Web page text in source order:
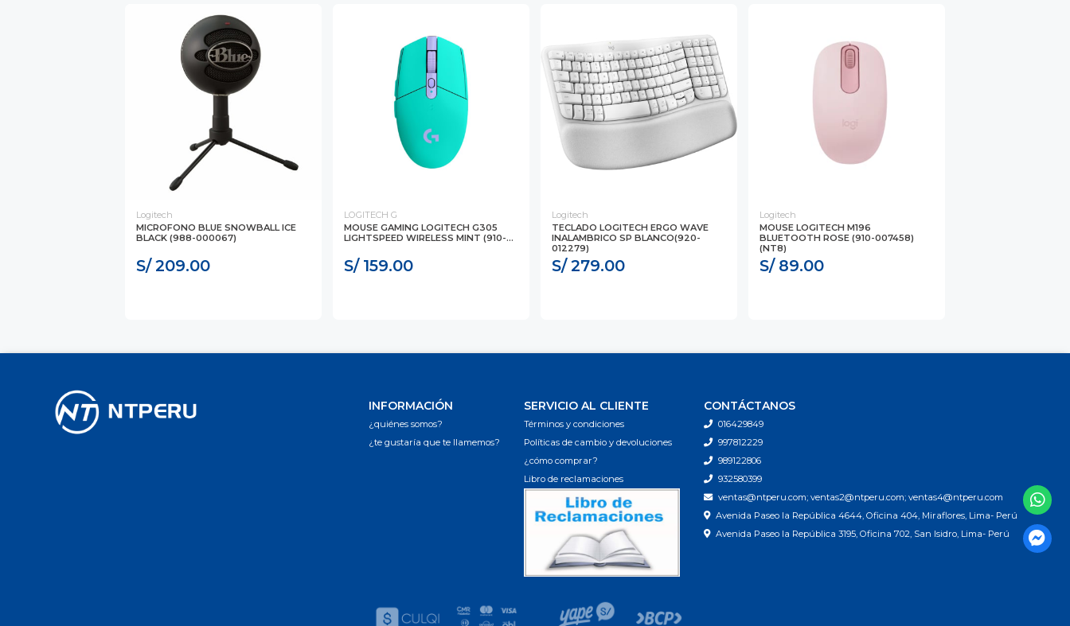
Logitech
MICROFONO BLUE SNOWBALL ICE
BLACK (988-000067)
S/ 209.00
LOGITECH G
MOUSE GAMING LOGITECH G305
LIGHTSPEED WIRELESS MINT (910-...
S/ 159.00
Logitech
TECLADO LOGITECH ERGO WAVE
INALAMBRICO SP BLANCO(920-
012279)
S/ 279.00
Logitech
MOUSE LOGITECH M196
BLUETOOTH ROSE (910-007458)
(NT8)
S/ 89.00
INFORMACIÓN
¿quiénes somos?
¿te gustaría que te llamemos?
SERVICIO AL CLIENTE
Términos y condiciones
Políticas de cambio y devoluciones
¿cómo comprar?
Libro de reclamaciones
CONTÁCTANOS
016429849
997812229
989122806
932580399
ventas@ntperu.com; ventas2@ntperu.com; ventas4@ntperu.com
Avenida Paseo la República 4644, Oficina 404, Miraflores, Lima- Perú
Avenida Paseo la República 3195, Oficina 702, San Isidro, Lima- Perú